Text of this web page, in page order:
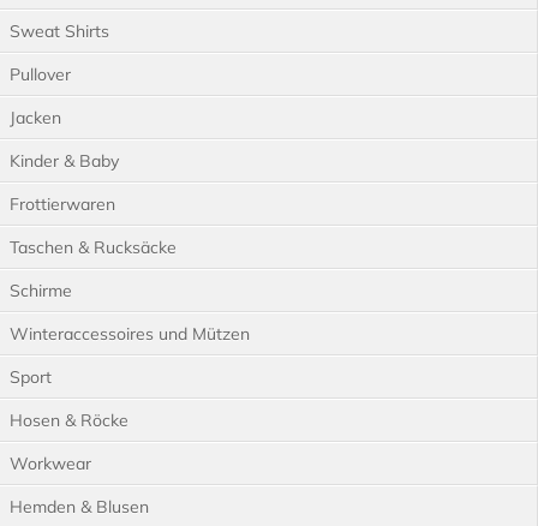
Teamausstattung
Workwear T-Shirts
kurzarm
Ärmellos
Sweat Shirts
Pullover
Jacken
Kinder & Baby
Frottierwaren
Taschen & Rucksäcke
Schirme
Winteraccessoires und Mützen
Sport
Hosen & Röcke
Workwear
Hemden & Blusen